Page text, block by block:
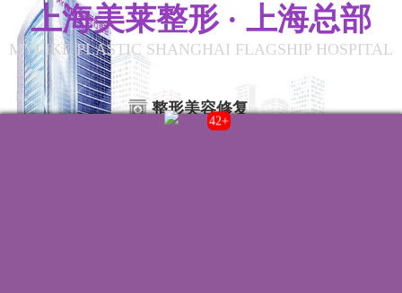
上海美莱整形 · 上海总部
MYLIKE PLASTIC SHANGHAI FLAGSHIP HOSPITAL
整形美容修复
39+